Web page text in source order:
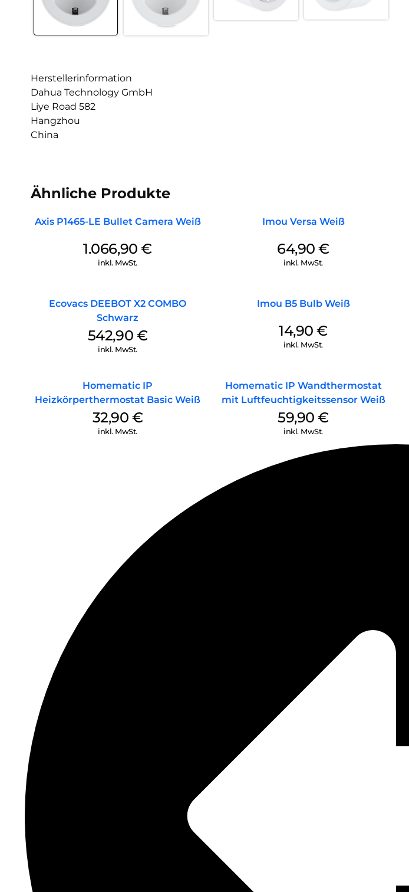
Herstellerinformation
Dahua Technology GmbH
Liye Road 582
Hangzhou
China
Ähnliche Produkte
Axis P1465-LE Bullet Camera Weiß
1.066,90€
inkl. MwSt.
Imou Versa Weiß
64,90€
inkl. MwSt.
Ecovacs DEEBOT X2 COMBO
Schwarz
542,90 €
inkl. MwSt.
Imou B5 Bulb Weiß
14,90€
inkl. MwSt.
Homematic IP
Heizkörperthermostat Basic Weiß
32,90 €
inkl. MwSt.
Homematic IP Wandthermostat
mit Luftfeuchtigkeitssensor Weiß
59,90€
inkl. MwSt.